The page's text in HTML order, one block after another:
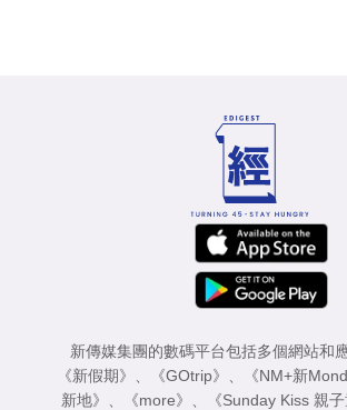
新傳媒集團的數碼平台包括多個網站和
《新假期》
《GOtrip》 《NM+新
新地》
《more》 《Sunday Kiss 親子